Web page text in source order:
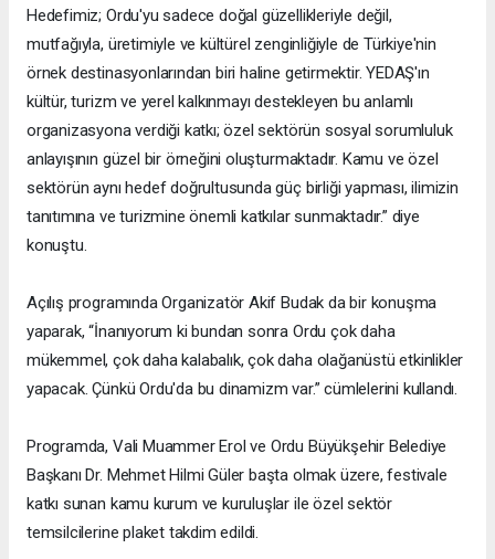
Hedefimiz; Ordu'yu sadece doğal güzellikleriyle değil,
mutfağıyla, üretimiyle ve kültürel zenginliğiyle de Türkiye'nin
örnek destinasyonlarından biri haline getirmektir. YEDAŞ'ın
kültür, turizm ve yerel kalkınmayı destekleyen bu anlamlı
organizasyona verdiği katkı; özel sektörün sosyal sorumluluk
anlayışının güzel bir örneğini oluşturmaktadır. Kamu ve özel
sektörün aynı hedef doğrultusunda güç birliği yapması, ilimizin
tanıtımına ve turizmine önemli katkılar sunmaktadır.” diye
konuştu.
Açılış programında Organizatör Akif Budak da bir konuşma
yaparak, “İnanıyorum ki bundan sonra Ordu çok daha
mükemmel, çok daha kalabalık, çok daha olağanüstü etkinlikler
yapacak. Çünkü Ordu'da bu dinamizm var.” cümlelerini kullandı.
Programda, Vali Muammer Erol ve Ordu Büyükşehir Belediye
Başkanı Dr. Mehmet Hilmi Güler başta olmak üzere, festivale
katkı sunan kamu kurum ve kuruluşlar ile özel sektör
temsilcilerine plaket takdim edildi.